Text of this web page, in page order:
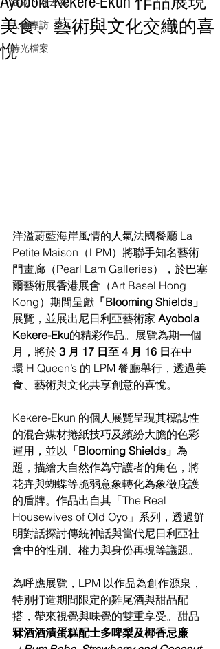
人物專訪
時光檔案
美食、藝術與文化交織的喜
悅
洋溢蔚藍海岸風情的人氣法國餐廳 La
Petite Maison（LPM）將聯手知名藝術
門畫廊（Pearl Lam Galleries），於巴塞
爾藝術展香港展會（Art Basel Hong
Kong）期間呈獻 「Blooming Shields」
展覽，並展出尼日利亞藝術家 Ayobola
Kekere-Eku的精彩作品。展覽為期一個
月，將於 3 月 17 日至 4 月 16 日在中
環 H Queen’s 的 LPM 餐廳舉行，透過美
食、藝術與文化共享創意的喜悅。
Kekere-Ekun 的個人展覽呈現其標誌性
的混合媒材捲紙技巧及繽紛大膽的色彩
運用，並以 「Blooming Shields」 為
題，描繪大自然作為守護者的角色，將
花卉與蝴蝶等脆弱意象轉化為象徵庇護
的盾牌。作品出自其「The Real
Housewives of Old Oyo」系列，透過鮮
明對話探討傳統神話與當代尼日利亞社
會中的性別、權力與身份再現等議題。
為呼應展覽，LPM 以作品為創作源泉，
特別打造期間限定的雞尾酒與甜品配
搭，帶來視覺與味覺的雙重享受。甜品
冧酒酒漬蛋糕配士多啤梨及椰香忌廉